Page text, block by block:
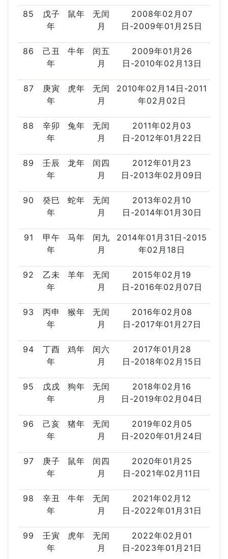
85
戊子
年
鼠年
无闰
月
2008年02月07
日-2009年01月25日
86
己丑
年
牛年
闰五
月
2009年01月26
日-2010年02月13日
87
庚寅
年
虎年
无闰
月
2010年02月14日-2011
年02月02日
88
辛卯
年
兔年
无闰
月
2011年02月03
日-2012年01月22日
89
壬辰
年
龙年
闰四
月
2012年01月23
日-2013年02月09日
90
癸巳
年
蛇年
无闰
月
2013年02月10
日-2014年01月30日
91
甲午
年
马年
闰九
月
2014年01月31日-2015
年02月18日
92
乙未
年
羊年
无闰
月
2015年02月19
日-2016年02月07日
93
丙申
年
猴年
无闰
月
2016年02月08
日-2017年01月27日
94
丁酉
年
鸡年
闰六
月
2017年01月28
日-2018年02月15日
95
戊戌
年
狗年
无闰
月
2018年02月16
日-2019年02月04日
96
己亥
年
猪年
无闰
月
2019年02月05
日-2020年01月24日
97
庚子
年
鼠年
闰四
月
2020年01月25
日-2021年02月11日
98
辛丑
年
牛年
无闰
月
2021年02月12
日-2022年01月31日
99
壬寅
年
虎年
无闰
月
2022年02月01
日-2023年01月21日